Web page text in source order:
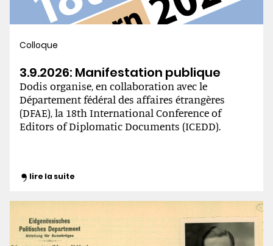
Colloque
3.9.2026: Manifestation publique
Dodis organise, en collaboration avec le
Département fédéral des affaires étrangères
(DFAE), la 18th International Conference of
Editors of Diplomatic Documents (ICEDD).
lire la suite